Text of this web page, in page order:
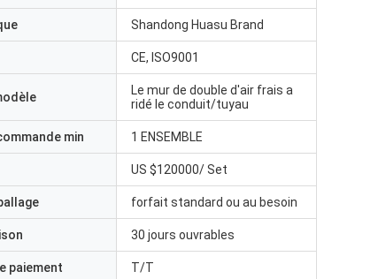
Shandong Huasu Brand
CE, ISO9001
Le mur de double d'air frais a
ridé le conduit/tuyau
min 1 ENSEMBLE
US $120000/ Set
forfait standard ou au besoin
30 jours ouvrables
paiement T/T